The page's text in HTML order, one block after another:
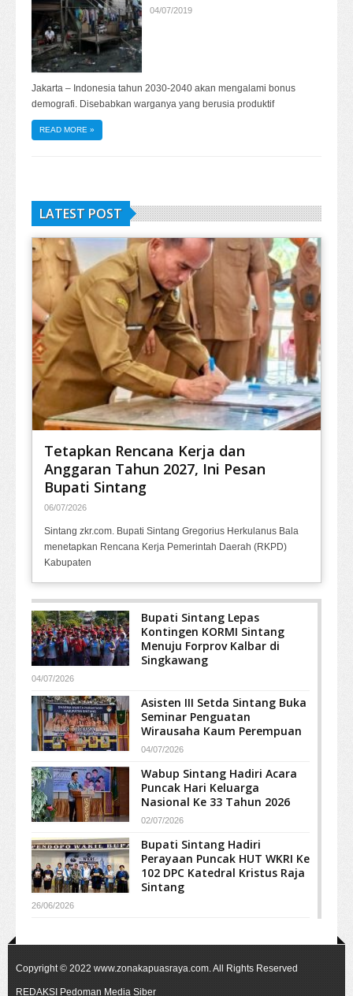
04/07/2019
Jakarta – Indonesia tahun 2030-2040 akan mengalami bonus
demografi. Disebabkan warganya yang berusia produktif
READ MORE »
LATEST POST
Tetapkan Rencana Kerja dan
Anggaran Tahun 2027, Ini Pesan
Bupati Sintang
06/07/2026
Sintang zkr.com. Bupati Sintang Gregorius Herkulanus Bala
menetapkan Rencana Kerja Pemerintah Daerah (RKPD)
Kabupaten
Bupati Sintang Lepas
Kontingen KORMI Sintang
Menuju Forprov Kalbar di
Singkawang
04/07/2026
Asisten III Setda Sintang Buka
Seminar Penguatan
Wirausaha Kaum Perempuan
04/07/2026
Wabup Sintang Hadiri Acara
Puncak Hari Keluarga
Nasional Ke 33 Tahun 2026
02/07/2026
Bupati Sintang Hadiri
Perayaan Puncak HUT WKRI Ke
102 DPC Katedral Kristus Raja
Sintang
26/06/2026
Copyright © 2022 www.zonakapuasraya.com. All Rights Reserved
REDAKSI Pedoman Media Siber